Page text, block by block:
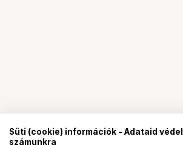
Süti (cookie) információk - Adataid
számunkra